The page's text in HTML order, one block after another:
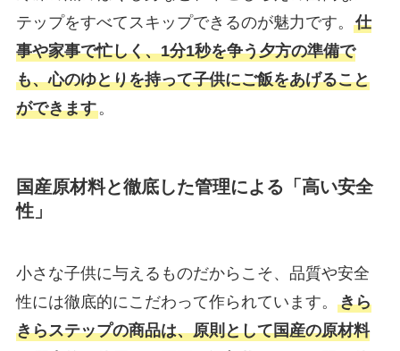
テップをすべてスキップできるのが魅力です。 仕
事や家事で忙しく、1分1秒を争う夕方の準備で
も、心のゆとりを持って子供にご飯をあげること
ができます。
国産原材料と徹底した管理による「高い安全
性」
小さな子供に与えるものだからこそ、品質や安全
性には徹底的にこだわって作られています。 きら
きらステップの商品は、原則として国産の原材料